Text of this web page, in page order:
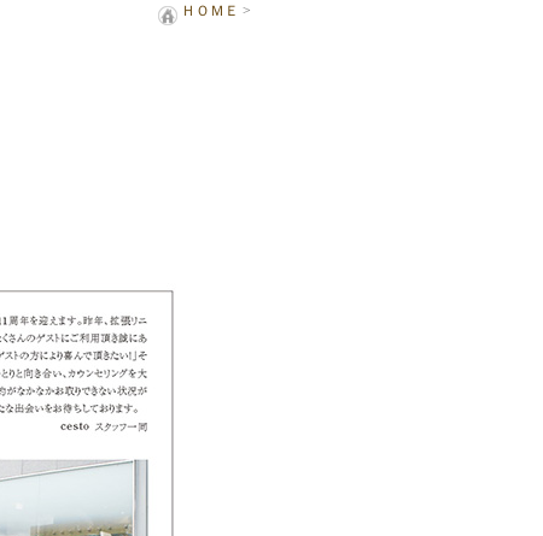
ＨＯＭＥ >